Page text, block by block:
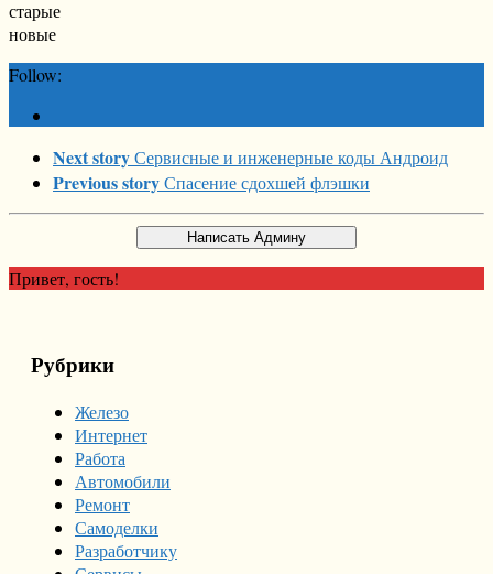
старые
новые
Follow:
Next storyСервисные и инженерные коды Андроид
Previous storyСпасение сдохшей флэшки
Привет, гость!
Рубрики
Железо
Интернет
Работа
Автомобили
Ремонт
Самоделки
Разработчику